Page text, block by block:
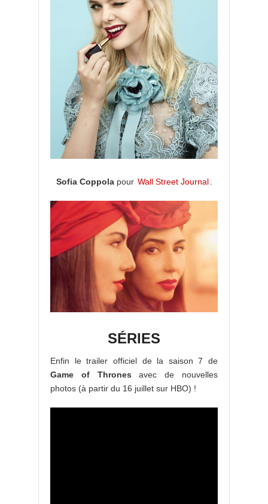
Sofia Coppolapour Wall Street Journal
SÉRIES
Enfin le trailer officiel de la saison 7 de
Game of Thrones avec de nouvelles
photos (à partir du 16 juillet sur HBO) !